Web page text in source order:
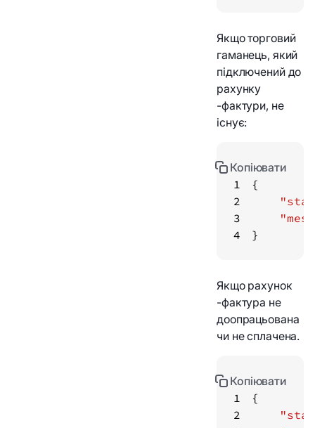
Якщо торговий
гаманець, який
підключений до
рахунку
-фактури, не
існує:
1
2
3
4
}
Копіювати
Якщо рахунок
-фактура не
доопрацьована
чи не сплачена.
1
2
Копіювати